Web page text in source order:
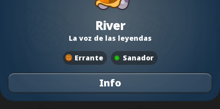
River
La voz de las leyendas
Errante Sanador
Info